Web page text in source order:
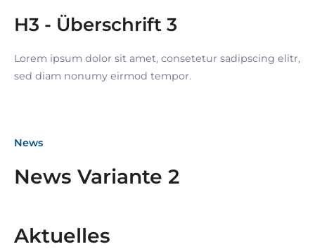
H3 - Überschrift 3
Lorem ipsum dolor sit amet, consetetur sadipscing elitr,
sed diam nonumy eirmod tempor.
News
News Variante 2
Aktuelles